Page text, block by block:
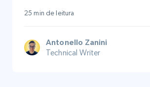
25 min de leitura
Antonello Zanini
Technical Writer